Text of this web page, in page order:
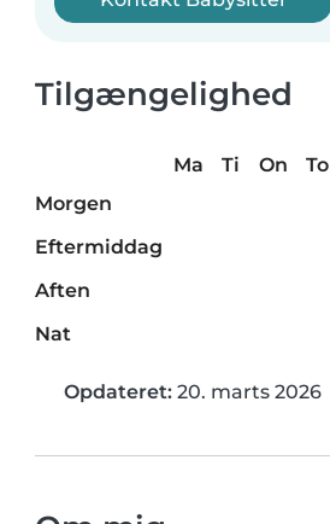
Tilgængelighed
Ma Ti On To
Morgen
Eftermiddag
Aften
Nat
Opdateret: 20. marts 2026